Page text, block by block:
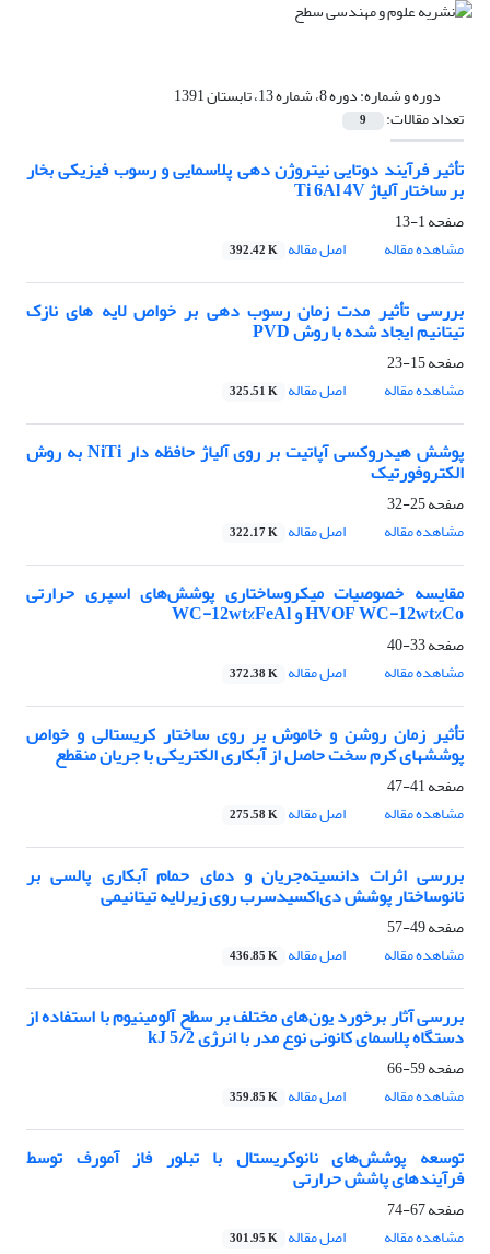
دوره و شماره:دوره 8، شماره 13، تابستان 1391
تعداد مقالات: 9
تأثیر فرآیند دوتایی نیتروژن دهی پلاسمایی و رسوب فیزیکی بخار
بر ساختار آلیاژ Ti 6Al 4V
صفحه1-13
مشاهده مقاله
اصل مقاله 392.42 K
بررسی تأثیر مدت زمان رسوب دهی بر خواص لایه های نازک
تیتانیم ایجاد شده با روش PVD
صفحه15-23
مشاهده مقاله
اصل مقاله 325.51 K
پوشش هیدروکسی آپاتیت بر روی آلیاژ حافظه دار NiTi به روش
الکتروفورتیک
صفحه25-32
مشاهده مقاله
اصل مقاله 322.17 K
مقایسه خصوصیات میکروساختاری پوشش‌های اسپری حرارتی
HVOF WC-12wt%Co و WC-12wt%FeAl
صفحه33-40
مشاهده مقاله
اصل مقاله 372.38 K
تأثیر زمان روشن و خاموش بر روی ساختار کریستالی و خواص
پوششهای کرم سخت حاصل از آبکاری الکتریکی با جریان منقطع
صفحه41-47
مشاهده مقاله
اصل مقاله 275.58 K
بررسی اثرات دانسیته‌جریان و دمای حمام آبکاری پالسی بر
نانوساختار پوشش دی‌اکسید‌سرب روی زیرلایه تیتانیمی
صفحه49-57
مشاهده مقاله
اصل مقاله 436.85 K
بررسی آثار برخورد یون‌های مختلف بر سطح آلومینیوم با استفاده از
دستگاه پلاسمای کانونی نوع مدر با انرژی kJ 5/2
صفحه59-66
مشاهده مقاله
اصل مقاله 359.85 K
توسعه پوشش‌های نانوکریستال با تبلور فاز آمورف توسط
فرآیندهای پاشش حرارتی
صفحه67-74
مشاهده مقاله
اصل مقاله 301.95 K